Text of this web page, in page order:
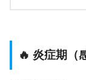
🔥 炎症期（